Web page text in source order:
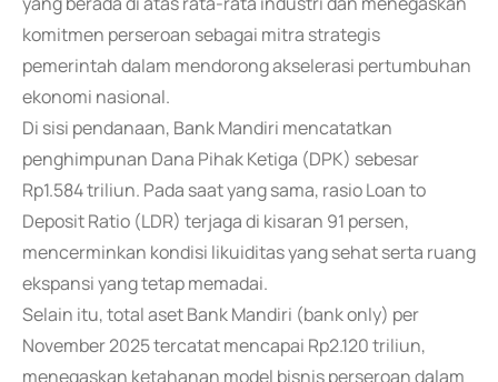
komitmen perseroan sebagai mitra strategis
pemerintah dalam mendorong akselerasi pertumbuhan
ekonomi nasional.
Di sisi pendanaan, Bank Mandiri mencatatkan
penghimpunan Dana Pihak Ketiga (DPK) sebesar
Rp1.584 triliun. Pada saat yang sama, rasio Loan to
Deposit Ratio (LDR) terjaga di kisaran 91 persen,
mencerminkan kondisi likuiditas yang sehat serta ruang
ekspansi yang tetap memadai.
Selain itu, total aset Bank Mandiri (bank only) per
November 2025 tercatat mencapai Rp2.120 triliun,
menegaskan ketahanan model bisnis perseroan dalam